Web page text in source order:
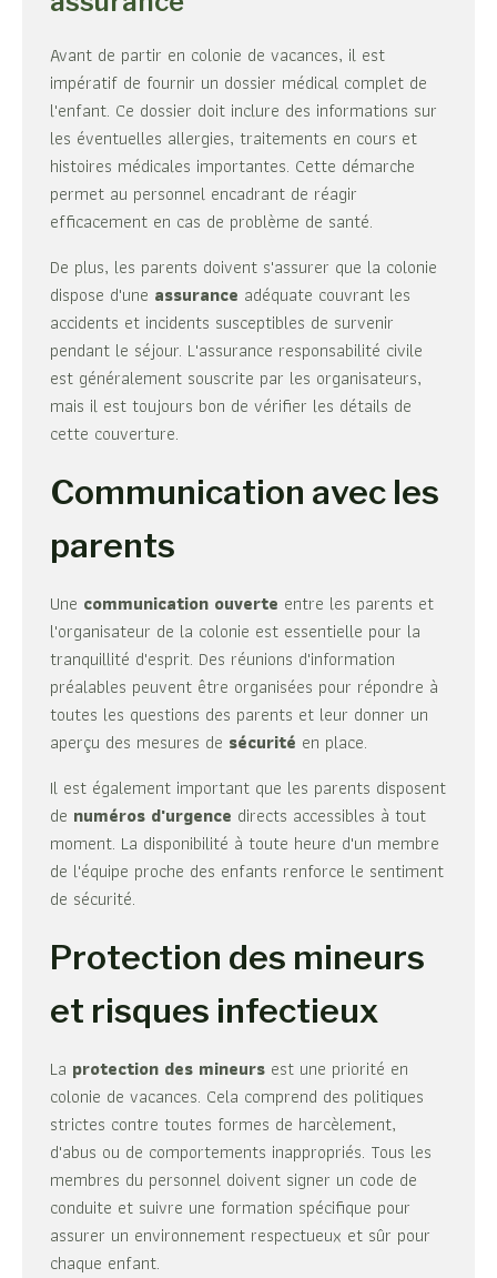
Avant de partir en colonie de vacances, il est
impératif de fournir un dossier médical complet de
l'enfant. Ce dossier doit inclure des informations sur
les éventuelles allergies, traitements en cours et
histoires médicales importantes. Cette démarche
permet au personnel encadrant de réagir
efficacement en cas de problème de santé.
De plus, les parents doivent s'assurer que la colonie
dispose d'une assurance adéquate couvrant les
accidents et incidents susceptibles de survenir
pendant le séjour. L'assurance responsabilité civile
est généralement souscrite par les organisateurs,
mais il est toujours bon de vérifier les détails de
cette couverture.
Communication avec les
parents
Une communication ouverte entre les parents et
l'organisateur de la colonie est essentielle pour la
tranquillité d'esprit. Des réunions d'information
préalables peuvent être organisées pour répondre à
toutes les questions des parents et leur donner un
aperçu des mesures de sécurité en place.
Il est également important que les parents disposent
de numéros d'urgence directs accessibles à tout
moment. La disponibilité à toute heure d'un membre
de l'équipe proche des enfants renforce le sentiment
de sécurité.
Protection des mineurs
et risques infectieux
La protection des mineurs est une priorité en
colonie de vacances. Cela comprend des politiques
strictes contre toutes formes de harcèlement,
d'abus ou de comportements inappropriés. Tous les
membres du personnel doivent signer un code de
conduite et suivre une formation spécifique pour
assurer un environnement respectueux et sûr pour
chaque enfant.